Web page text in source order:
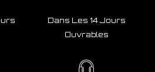
Dans Les 14 Jours
Ouvrables